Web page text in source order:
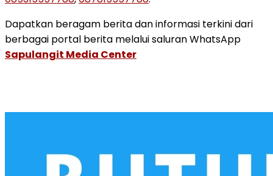
Dapatkan beragam berita dan informasi terkini dari
berbagai portal berita melalui saluran WhatsApp
Sapulangit Media Center